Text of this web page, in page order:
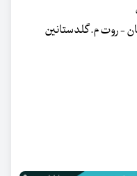
- روت م. گلدستانین